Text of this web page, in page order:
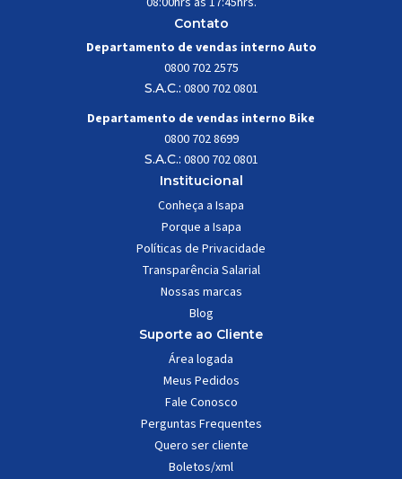
Contato
Departamento de vendas interno Auto
0800 702 2575
S.A.C.: 0800 702 0801
Departamento de vendas interno Bike
0800 702 8699
S.A.C.: 0800 702 0801
Institucional
Conheça a Isapa
Porque a Isapa
Políticas de Privacidade
Transparência Salarial
Nossas marcas
Blog
Suporte ao Cliente
Área logada
Meus Pedidos
Fale Conosco
Perguntas Frequentes
Quero ser cliente
Boletos/xml